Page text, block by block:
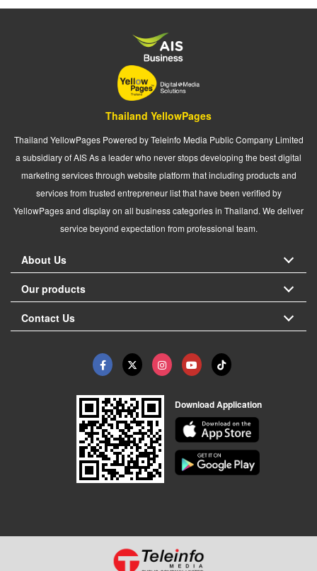
Thailand YellowPages
Thailand YellowPages Powered by Teleinfo Media Public Company Limited
a subsidiary of AIS As a leader who never stops developing the best digital
marketing services through website platform that including products and
services from trusted entrepreneur list that have been verified by
YellowPages and display on all business categories in Thailand. We deliver
service beyond expectation from professional team.
About Us
Our products
Contact Us
Download Application